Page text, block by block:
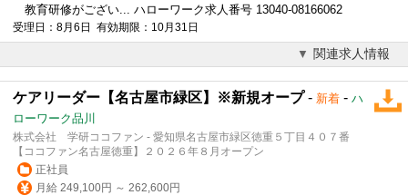
教育研修がござい... ハローワーク求人番号 13040-08166062
受理日：8月6日 有効期限：10月31日
関連求人情報
ケアリーダー【名古屋市緑区】※新規オープ- 新着 - ハ
ローワーク品川
株式会社 学研ココファン - 愛知県名古屋市緑区徳重５丁目４０７番
【ココファン名古屋徳重】２０２６年８月オープン
正社員
月給 249,100円 ～ 262,600円